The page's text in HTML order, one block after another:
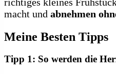
macht und abnehmen
Meine Besten Tipps
Tipp 1: So werden die